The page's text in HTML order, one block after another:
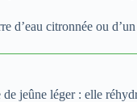
d’eau citronnée ou
jeûne léger : elle